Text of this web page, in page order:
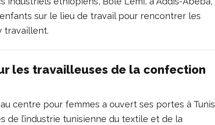
sur le lieu de travail pour rencontrer les
travaillent.
les travailleuses de la confection
centre pour femmes a ouvert ses portes à Tunis
de l’industrie tunisienne du textile et de la